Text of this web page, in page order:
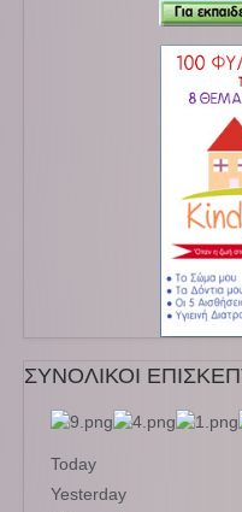
ΣΥΝΟΛΙΚΟΙ
Today
Yesterday